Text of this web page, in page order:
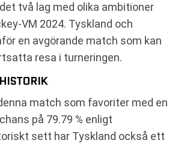
två lag med olika ambitioner
VM 2024. Tyskland och
en avgörande match som kan
resa i turneringen.
match som favoriter med en
på 79.79 % enligt
sett har Tyskland också ett